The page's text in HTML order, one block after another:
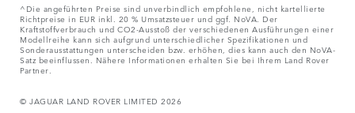
^Die angeführten Preise sind unverbindlich empfohlene, nicht kartellierte
Richtpreise in EUR inkl. 20 % Umsatzsteuer und ggf. NoVA. Der
Kraftstoffverbrauch und CO2-Ausstoß der verschiedenen Ausführungen einer
Modellreihe kann sich aufgrund unterschiedlicher Spezifikationen und
Sonderausstattungen unterscheiden bzw. erhöhen, dies kann auch den NoVA-
Satz beeinflussen. Nähere Informationen erhalten Sie bei Ihrem Land Rover
Partner.
© JAGUAR LAND ROVER LIMITED 2026